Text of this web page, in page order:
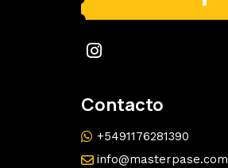
Contacto
+5491176281390
info@masterpase.com